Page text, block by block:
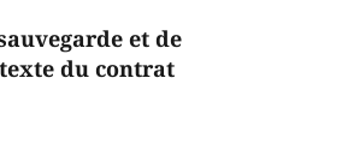
et de
du contrat